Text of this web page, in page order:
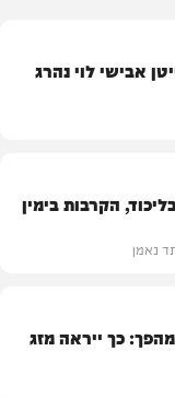
אבישי לוי נהרג
הקרבות בימין
נאמן
כך ייראה מזג